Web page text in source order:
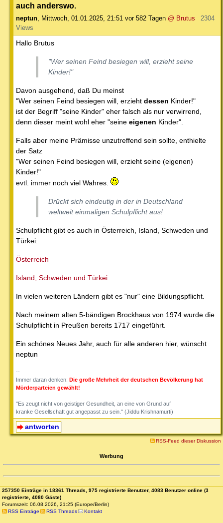
auch anderswo.
neptun Mittwoch, 01.01.2025, 21:51 vor 582 Tagen @ Brutus
2304
Views
Hallo Brutus
"Wer seinen Feind besiegen will, erzieht seine
Kinder!"
Davon ausgehend, daß Du meinst
"Wer seinen Feind besiegen will, erzieht dessen Kinder!"
ist der Begriff "seine Kinder" eher falsch als nur verwirrend,
denn dieser meint wohl eher "seine eigenen Kinder".
Falls aber meine Prämisse unzutreffend sein sollte, enthielte
der Satz
"Wer seinen Feind besiegen will, erzieht seine (eigenen)
Kinder!"
evtl. immer noch viel Wahres.
Drückt sich eindeutig in der in Deutschland
weltweit einmaligen Schulpflicht aus!
Schulpflicht gibt es auch in Österreich, Island, Schweden und
Türkei:
Österreich
Island, Schweden und Türkei
In vielen weiteren Ländern gibt es "nur" eine Bildungspflicht.
Nach meinem alten 5-bändigen Brockhaus von 1974 wurde die
Schulpflicht in Preußen bereits 1717 eingeführt.
Ein schönes Neues Jahr, auch für alle anderen hier, wünscht
neptun
--
Immer daran denken: Die große Mehrheit der deutschen Bevölkerung hat
Mörderparteien gewählt!
"Es zeugt nicht von geistiger Gesundheit, an eine von Grund auf
kranke Gesellschaft gut angepasst zu sein." (Jiddu Krishnamurti)
antworten
RSS-Feed dieser Diskussion
Werbung
257350 Einträge in 18361 Threads, 975 registrierte Benutzer, 4083 Benutzer online (3
registrierte, 4080 Gäste)
Forumszeit: 06.08.2026, 21:25 (Europe/Berlin)
RSS Einträge
RSS Threads Kontakt